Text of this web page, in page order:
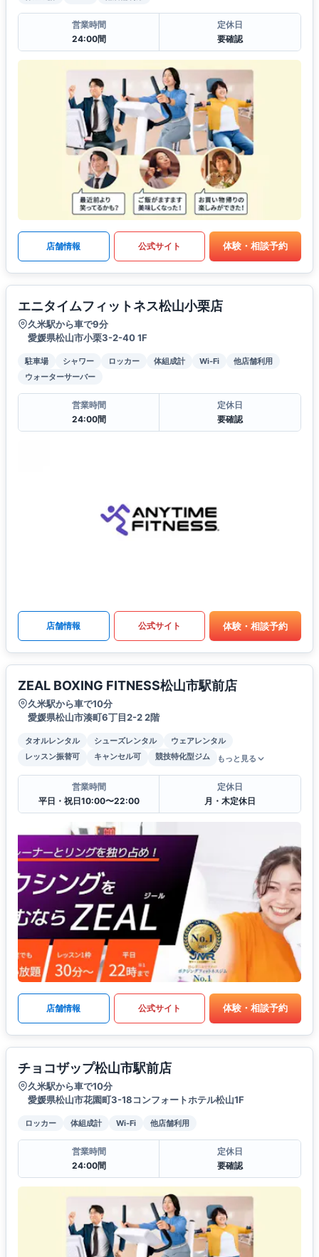
営業時間
24:00間
定休日
要確認
店舗情報 公式サイト 体験・相談予約
エニタイムフィットネス松山小栗店
久米駅から車で9分
愛媛県松山市小栗3-2-40 1F
駐車場 シャワー ロッカー 体組成計 Wi-Fi
他店舗利用
ウォーターサーバー
営業時間
24:00間
定休日
要確認
店舗情報 公式サイト 体験・相談予約
ZEAL BOXING FITNESS松山市駅前店
久米駅から車で10分
愛媛県松山市湊町6丁目2-2 2階
タオルレンタル シューズレンタル
ウェアレンタル
レッスン振替可
キャンセル可 競技特化型ジム もっと見る
営業時間
平日・祝日10:00〜22:00
定休日
月・木定休日
店舗情報 公式サイト 体験・相談予約
チョコザップ松山市駅前店
久米駅から車で10分
愛媛県松山市花園町3-18コンフォートホテル松山1F
ロッカー 体組成計 Wi-Fi 他店舗利用
営業時間
24:00間
定休日
要確認